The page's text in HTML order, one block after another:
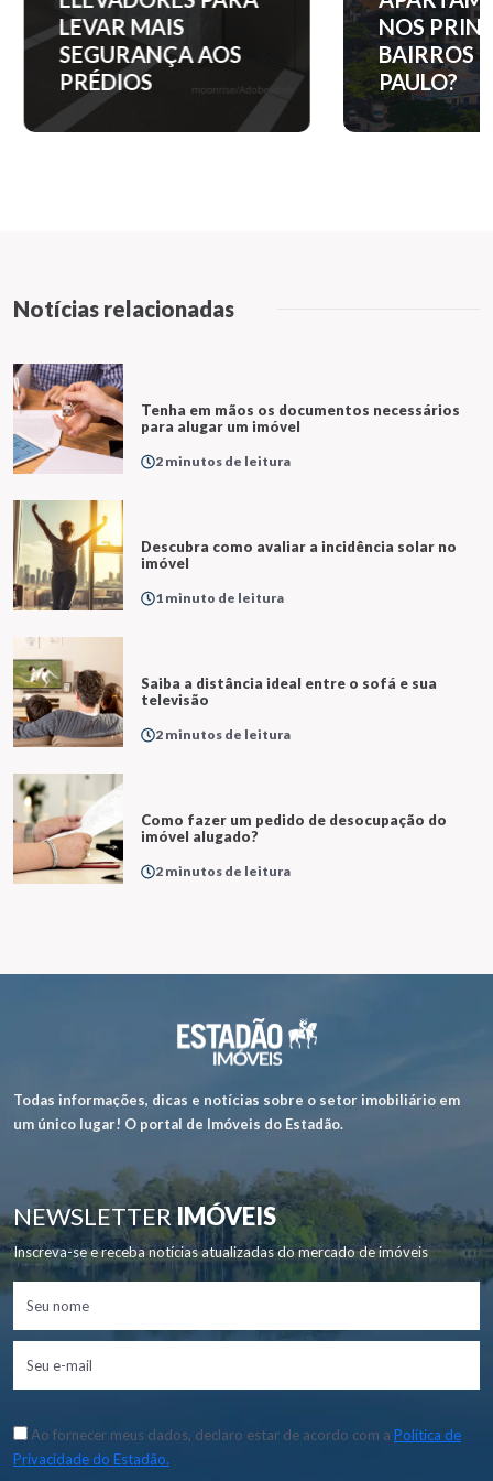
NOS PRINCIPAIS
BAIRROS DE SÃO
PAULO?
DE
TOM
Notícias relacionadas
Tenha em mãos os documentos necessários
para alugar um imóvel
2 minutos de leitura
Descubra como avaliar a incidência solar no
imóvel
1 minuto de leitura
Saiba a distância ideal entre o sofá e sua
televisão
2 minutos de leitura
Como fazer um pedido de desocupação do
imóvel alugado?
2 minutos de leitura
Todas informações, dicas e notícias sobre o setor imobiliário em
um único lugar! O portal de Imóveis do Estadão.
NEWSLETTERIMÓVEIS
Inscreva-se e receba notícias atualizadas do mercado de imóveis
Ao fornecer meus dados, declaro estar de acordo com a Política de
Privacidade do Estadão.